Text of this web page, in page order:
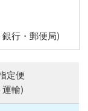
銀行・郵便局)
定便
運輸)